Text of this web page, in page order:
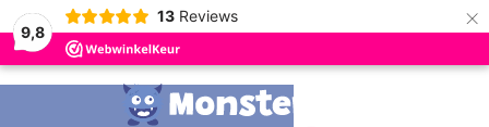
9,8
13 Reviews ×